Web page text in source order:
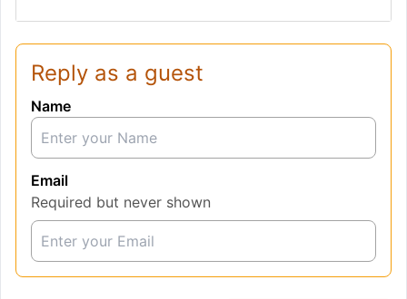
Reply as a guest
Name
Email
Required but never shown